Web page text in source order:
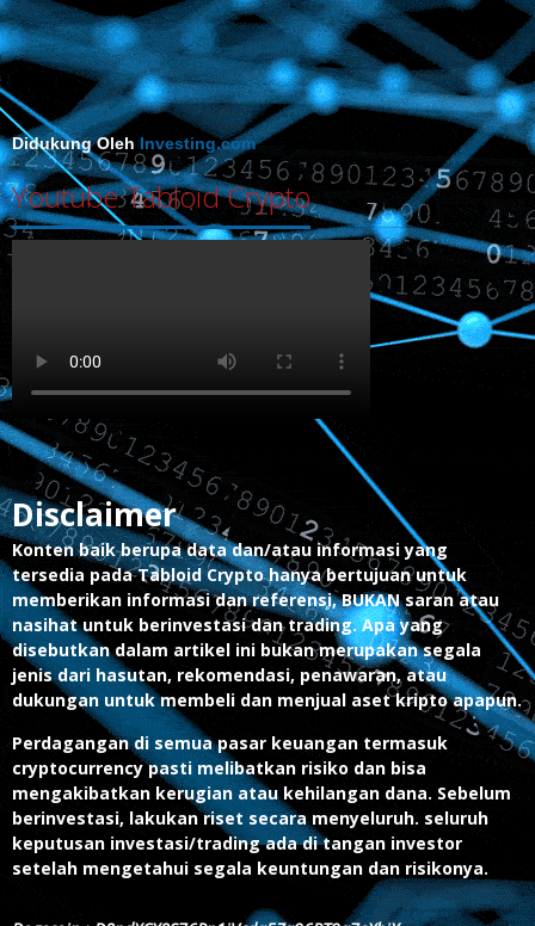
Didukung OlehInvesting.com
Youtube Tabloid Crypto
Disclaimer
Konten baik berupa data dan/atau informasi yang
tersedia pada Tabloid Crypto hanya bertujuan untuk
memberikan informasi dan referensi, BUKAN saran atau
nasihat untuk berinvestasi dan trading. Apa yang
disebutkan dalam artikel ini bukan merupakan segala
jenis dari hasutan, rekomendasi, penawaran, atau
dukungan untuk membeli dan menjual aset kripto apapun.
Perdagangan di semua pasar keuangan termasuk
cryptocurrency pasti melibatkan risiko dan bisa
mengakibatkan kerugian atau kehilangan dana. Sebelum
berinvestasi, lakukan riset secara menyeluruh. seluruh
keputusan investasi/trading ada di tangan investor
setelah mengetahui segala keuntungan dan risikonya.